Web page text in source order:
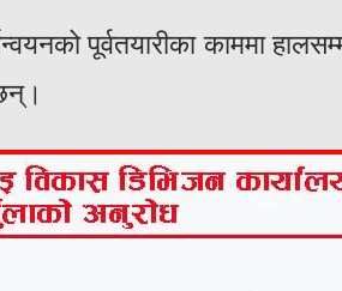
पूर्वतयारीका काममा